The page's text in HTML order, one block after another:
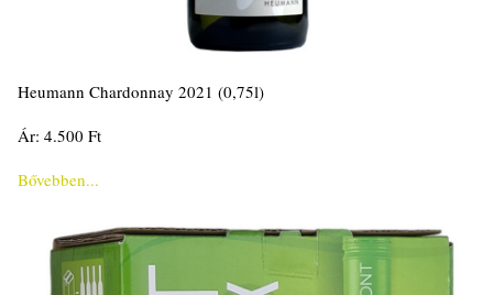
Heumann Chardonnay 2021 (0,75l)
Ár: 4.500 Ft
Bővebben...